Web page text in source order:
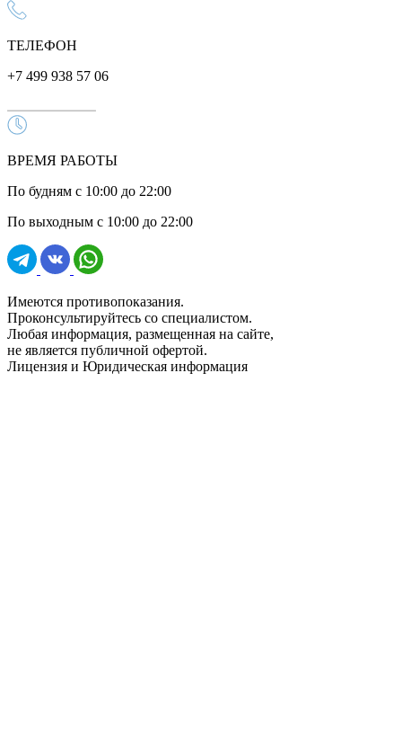
ТЕЛЕФОН
+7 499 938 57 06
ВРЕМЯ РАБОТЫ
По будням с 10:00 до 22:00
По выходным с 10:00 до 22:00
Имеются противопоказания.
Проконсультируйтесь со специалистом.
Любая информация, размещенная на сайте,
не является публичной офертой.
Лицензия и Юридическая информация